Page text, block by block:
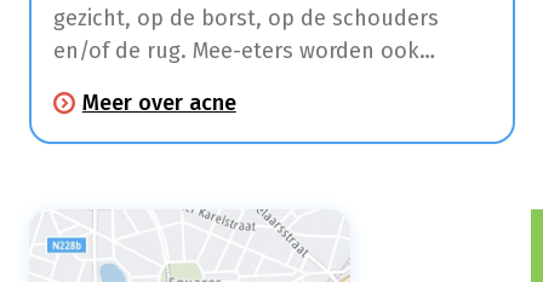
gezicht, op de borst, op de schouders
en/of de rug. Mee-eters worden ook
wit bultje door de ophoping van de talg in
de talgklier.
Meer over acne